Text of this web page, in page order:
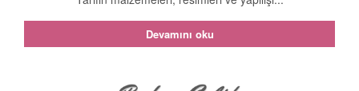
Devamını oku